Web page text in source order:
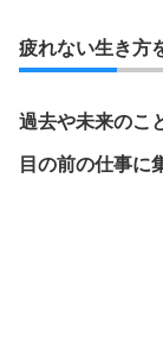
疲れない生き方
過去や未来のこ
目の前の仕事に